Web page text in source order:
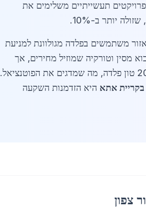
שבהן פרויקטים תעשייתיים משלימים את
משתמשים בפלדה מגולוונת למניעת
מסין וטורקיה שמוזיל מחירים, אך
ספקים ישראליים מציעים איכות גבוהה יותר ואספקה מהירה. בקריית אתא, פרויקט מלון "אתא גרנד" דורש 200 טון פלדה, מה שמדגים את הפוטנציאל.
בקריית אתא היא הזדמנות השקעה
צפון